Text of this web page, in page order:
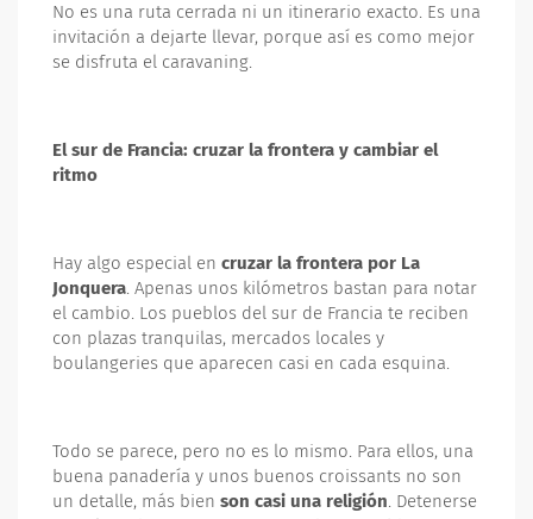
No es una ruta cerrada ni un itinerario exacto. Es una
invitación a dejarte llevar, porque así es como mejor
se disfruta el caravaning.
El sur de Francia: cruzar la frontera y cambiar el
ritmo
Hay algo especial en cruzar la frontera por La
Jonquera. Apenas unos kilómetros bastan para notar
el cambio. Los pueblos del sur de Francia te reciben
con plazas tranquilas, mercados locales y
boulangeries que aparecen casi en cada esquina.
Todo se parece, pero no es lo mismo. Para ellos, una
buena panadería y unos buenos croissants no son
un detalle, más bien son casi una religión. Detenerse